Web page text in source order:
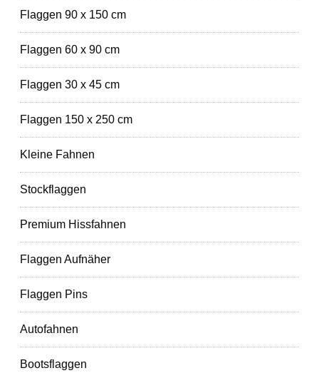
Flaggen 90 x 150 cm
Flaggen 60 x 90 cm
Flaggen 30 x 45 cm
Flaggen 150 x 250 cm
Kleine Fahnen
Stockflaggen
Premium Hissfahnen
Flaggen Aufnäher
Flaggen Pins
Autofahnen
Bootsflaggen